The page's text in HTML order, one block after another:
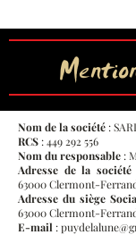
Nom de la société :
RCS :449 292 556
Nom du responsable :
Adresse de la société
63000 Clermont-
Adresse du siège
63000 Clermont-
E-mail :